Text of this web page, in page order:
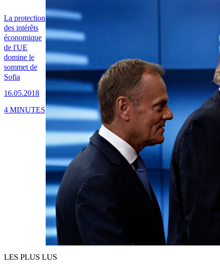
La protection
des intérêts
économique
de l'UE
domine le
sommet de
Sofia
16.05.2018
4 MINUTES
LES PLUS LUS